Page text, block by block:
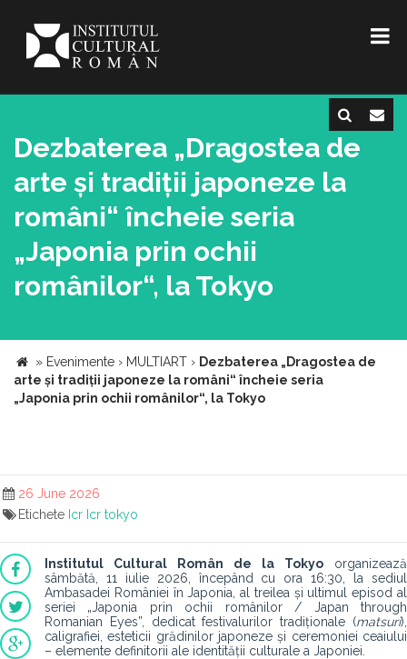
Dezbaterea „Dragostea de
arte și tradiții japoneze la
români“ încheie seria
„Japonia prin ochii
românilor“, la Tokyo
» Evenimente › MULTIART › Dezbaterea „Dragostea de
arte și tradiții japoneze la români“ încheie seria
„Japonia prin ochii românilor“, la Tokyo
26 June 2026
Etichete Icr Icr tokyo
Institutul Cultural Român de la Tokyo organizează
sâmbătă, 11 iulie 2026, începând cu ora 16:30, la sediul
Ambasadei României în Japonia, al treilea și ultimul episod al
seriei „Japonia prin ochii românilor / Japan through
Romanian Eyes”, dedicat festivalurilor tradiționale (matsuri),
caligrafiei, esteticii grădinilor japoneze și ceremoniei ceaiului
– elemente definitorii ale identității culturale a Japoniei.